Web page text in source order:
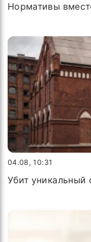
Нормативы
04.08, 10:31
Убит уникальный